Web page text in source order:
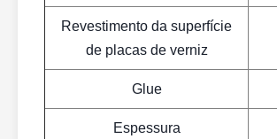
Revestimento da superfície
de placas de verniz
Glue
Espessura